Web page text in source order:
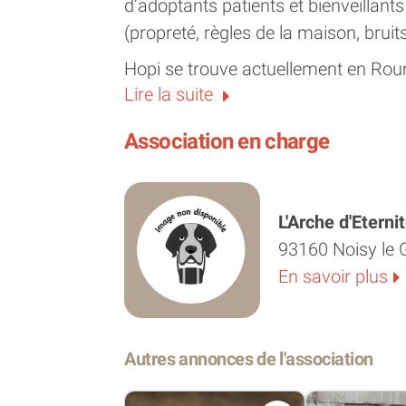
d’adoptants patients et
(propreté, règles de la maison,
Hopi se trouve actuellement en
FRAIS D'ADOPTION : de 4 mois à 7
* PLUS une participation à la
L'animal arrivera en France,
électronique, vaccination
Une fois réservé pour être adopté.
en France via un transporteur
nécessaires pour l'entrée sur le
Lire la suite
Association en charge
L'Arche
93160 Noisy le
En savoir plus
Autres annonces de l'association